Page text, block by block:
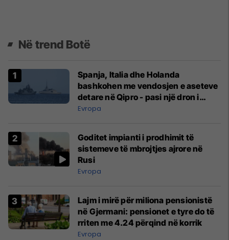
Në trend Botë
Spanja, Italia dhe Holanda
bashkohen me vendosjen e aseteve
detare në Qipro - pasi një dron i
prodhuar në Iran goditi bazën
Evropa
Goditet impianti i prodhimit të
sistemeve të mbrojtjes ajrore në
Rusi
Evropa
Lajm i mirë për miliona pensionistë
në Gjermani: pensionet e tyre do të
rriten me 4.24 përqind në korrik
Evropa